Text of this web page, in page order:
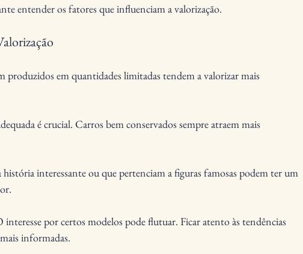
entender os fatores que influenciam a valorização.
produzidos em quantidades limitadas tendem a valorizar mais
é crucial. Carros bem conservados sempre atraem mais
história interessante ou que pertenciam a figuras famosas podem ter um
interesse por certos modelos pode flutuar. Ficar atento às tendências
informadas.